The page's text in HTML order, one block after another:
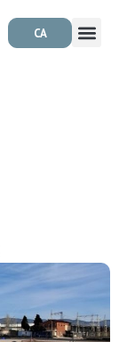
CA